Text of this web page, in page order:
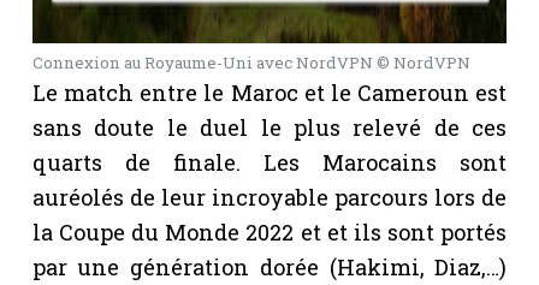
Connexion au Royaume-Uni avec NordVPN © NordVPN
Le match entre le Maroc et le Cameroun est
sans doute le duel le plus relevé de ces
quarts de finale. Les Marocains sont
auréolés de leur incroyable parcours lors de
la Coupe du Monde 2022 et et ils sont portés
par une génération dorée (Hakimi, Diaz,…)